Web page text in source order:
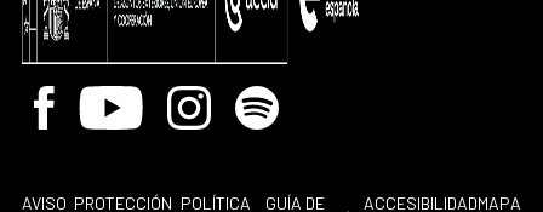
Facebook
Youtube InstagramSpotify
AVISO PROTECCIÓN POLÍTICA
GUÍA DE
ACCESIBILIDADMAPA